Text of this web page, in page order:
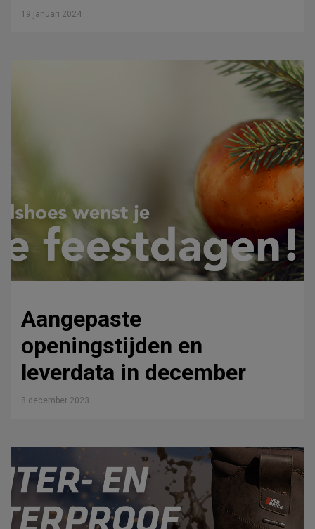
19 januari 2024
Aangepaste
openingstijden en
leverdata in december
8 december 2023